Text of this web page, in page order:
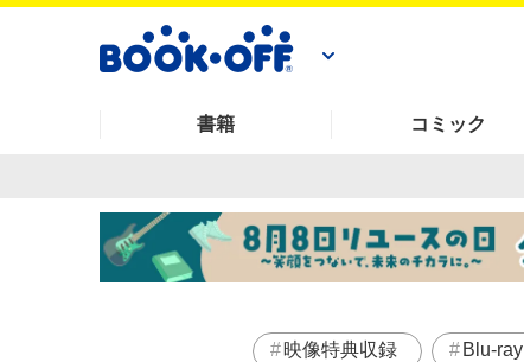
書籍 コミック
映像特典収録 Blu-ray